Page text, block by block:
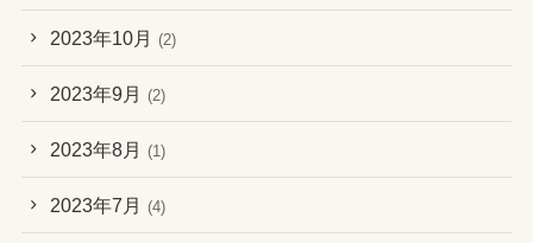
2023年10月 (2)
2023年9月 (2)
2023年8月 (1)
2023年7月 (4)